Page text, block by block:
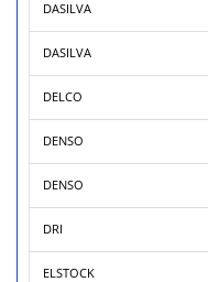
DASILVA
DASILVA
DELCO
DENSO
DENSO
DRI
ELSTOCK